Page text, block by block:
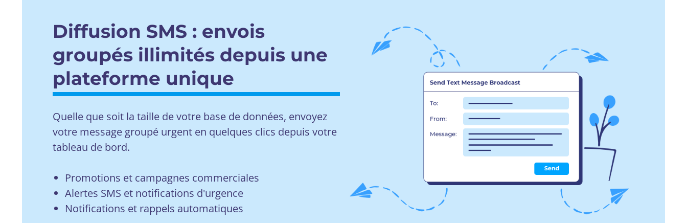
Diffusion SMS : envois
groupés illimités depuis une
plateforme unique
Quelle que soit la taille de votre base de données, envoyez
votre message groupé urgent en quelques clics depuis votre
tableau de bord.
Promotions et campagnes commerciales
Alertes SMS et notifications d'urgence
Notifications et rappels automatiques